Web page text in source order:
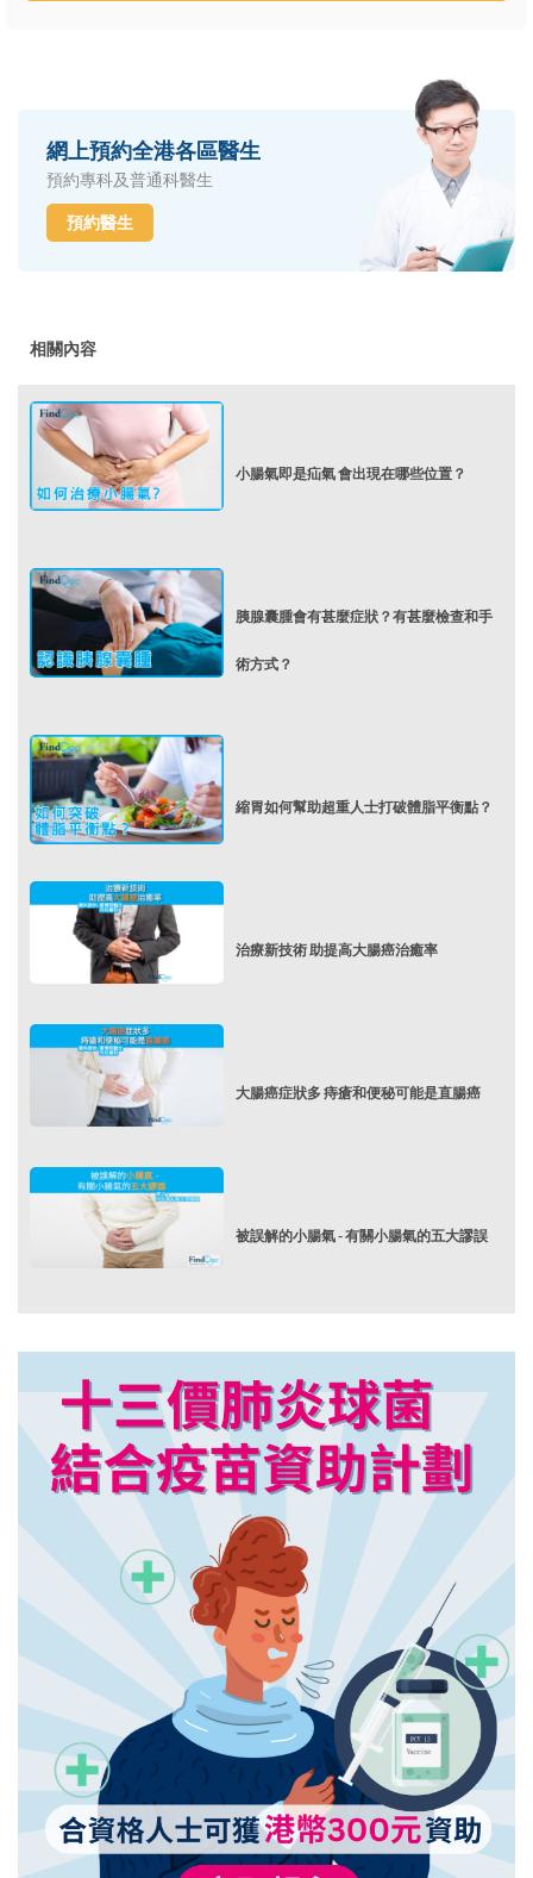
網上預約全港各區醫生
預約專科及普通科醫生
預約醫生
相關內容
小腸氣即是疝氣 會出現在哪些位置？
胰腺囊腫會有甚麼症狀？有甚麼檢查和手
術方式？
縮胃如何幫助超重人士打破體脂平衡點？
治療新技術 助提高大腸癌治癒率
大腸癌症狀多 痔瘡和便秘可能是直腸癌
被誤解的小腸氣 - 有關小腸氣的五大謬誤